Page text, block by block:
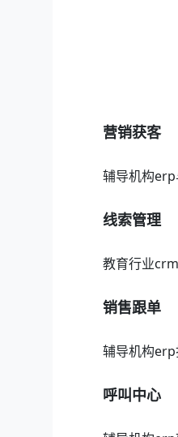
营销获客
辅导机构erp
线索管理
教育行业
销售跟单
辅导机构erp
呼叫中心